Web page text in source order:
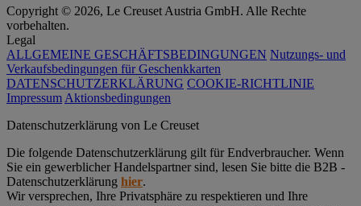
Copyright © 2026, Le Creuset Austria GmbH. Alle Rechte
vorbehalten.
Legal
ALLGEMEINE GESCHÄFTSBEDINGUNGEN Nutzungs- und
Verkaufsbedingungen für Geschenkkarten
DATENSCHUTZERKLÄRUNG COOKIE-RICHTLINIE
Impressum Aktionsbedingungen
Datenschutz­erklärung von Le Creuset
Die folgende Datenschutzerklärung gilt für Endverbraucher. Wenn
Sie ein gewerblicher Handelspartner sind, lesen Sie bitte die B2B -
Datenschutzerklärung hier.
Wir versprechen, Ihre Privatsphäre zu respektieren und Ihre